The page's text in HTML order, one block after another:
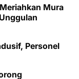
Mura
Personel